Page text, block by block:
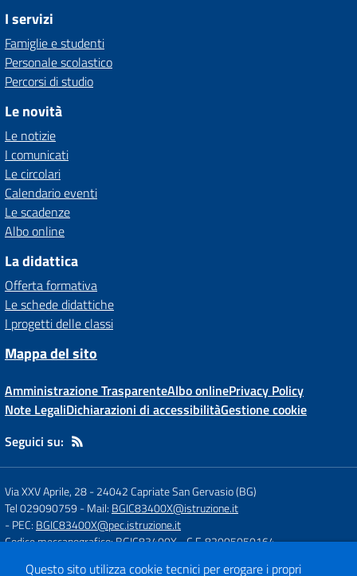
I servizi
Famiglie e studenti
Personale scolastico
Percorsi di studio
Le novità
Le notizie
I comunicati
Le circolari
Calendario eventi
Le scadenze
Albo online
La didattica
Offerta formativa
Le schede didattiche
I progetti delle classi
Mappa del sito
Amministrazione TrasparenteAlbo onlinePrivacy Policy
Note LegaliDichiarazioni di accessibilitàGestione cookie
Seguici su:
Via XXV Aprile, 28-24042 Capriate San Gervasio (BG)
Tel 029090759 - Mail: BGIC83400X@istruzione.it
- PEC: BGIC83400X@pec.istruzione.it
Codice meccanografico: BGIC83400X- C.F. 82005050164
Questo sito utilizza cookie tecnici per erogare i propri